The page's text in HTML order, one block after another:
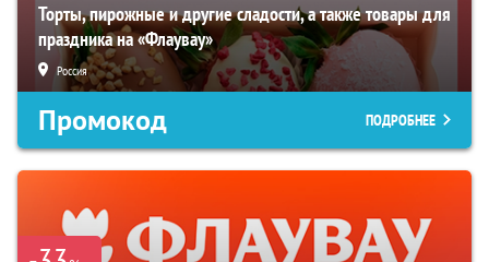
Торты, пирожные и другие сладости, а также товары для
праздника на «Флаувау»
Россия
Промокод ПОДРОБНЕЕ